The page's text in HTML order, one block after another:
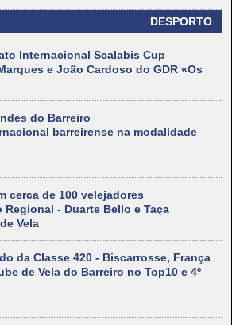
DESPORTO
Internacional Scalabis Cup
e João Cardoso do GDR «Os
do Barreiro
barreirense na modalidade
cerca de 100 velejadores
Regional - Duarte Bello e Taça
Vela
da Classe 420 - Biscarrosse, França
de Vela do Barreiro no Top10 e 4º